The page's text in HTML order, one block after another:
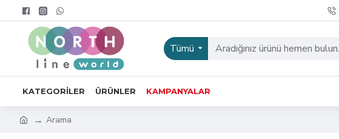
Tümü
KATEGORILER ÜRÜNLER KAMPANYALAR
Arama